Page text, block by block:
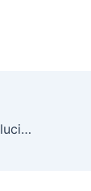
Mariachis en Pereira: La Revolución del Mariachi Banda con Percusión en Vivo